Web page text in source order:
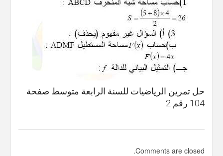
حل تمرين الرياضيات للسنة الرابعة متوسط صفحة
104 رقم 2
Comments are closed.